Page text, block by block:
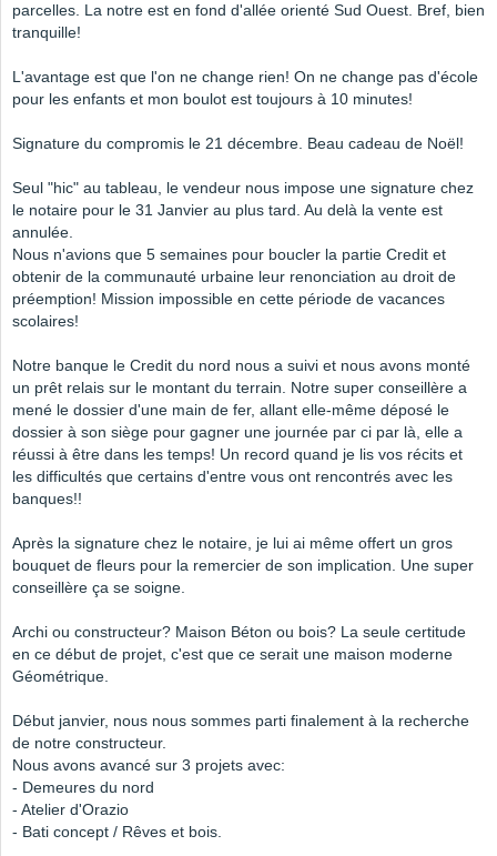
parcelles. La notre est en fond d'allée orienté Sud Ouest. Bref, bien
tranquille!
L'avantage est que l'on ne change rien! On ne change pas d'école
pour les enfants et mon boulot est toujours à 10 minutes!
Signature du compromis le 21 décembre. Beau cadeau de Noël!
Seul "hic" au tableau, le vendeur nous impose une signature chez
le notaire pour le 31 Janvier au plus tard. Au delà la vente est
annulée.
Nous n'avions que 5 semaines pour boucler la partie Credit et
obtenir de la communauté urbaine leur renonciation au droit de
préemption! Mission impossible en cette période de vacances
scolaires!
Notre banque le Credit du nord nous a suivi et nous avons monté
un prêt relais sur le montant du terrain. Notre super conseillère a
mené le dossier d'une main de fer, allant elle-même déposé le
dossier à son siège pour gagner une journée par ci par là, elle a
réussi à être dans les temps! Un record quand je lis vos récits et
les difficultés que certains d'entre vous ont rencontrés avec les
banques!!
Après la signature chez le notaire, je lui ai même offert un gros
bouquet de fleurs pour la remercier de son implication. Une super
conseillère ça se soigne.
Archi ou constructeur? Maison Béton ou bois? La seule certitude
en ce début de projet, c'est que ce serait une maison moderne
Géométrique.
Début janvier, nous nous sommes parti finalement à la recherche
de notre constructeur.
Nous avons avancé sur 3 projets avec:
- Demeures du nord
- Atelier d'Orazio
- Bati concept / Rêves et bois.